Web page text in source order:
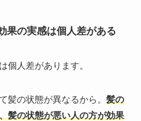
果の実感は個人差がある
個人差があります。
髪の状態が異なるから。 髪の
髪の状態が悪い人の方が効果